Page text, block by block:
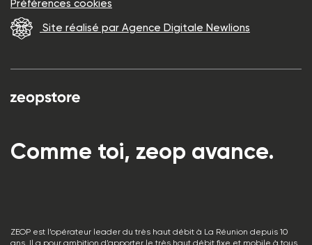
Comme toi, zeop avance.
ZEOP est l’opérateur leader du très haut débit à La Réunion depuis 10
Préférences cookies
Site réalisé par Agence Digitale Newlions